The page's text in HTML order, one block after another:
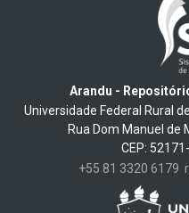
Arandu -
Universidade Federal Rural
Rua Dom Manuel de
CEP:
+55 81 3320 6179